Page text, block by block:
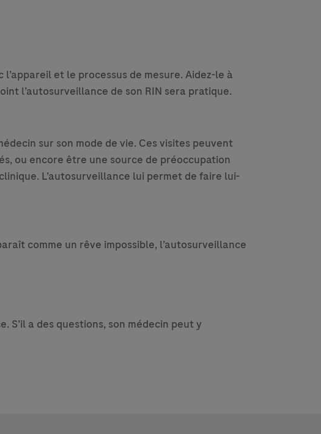
et le processus de mesure. Aidez-le à
l’autosurveillance de son RIN sera pratique.
sur son mode de vie. Ces visites peuvent
ou encore être une source de préoccupation
L’autosurveillance lui permet de faire lui-
comme un rêve impossible, l’autosurveillance
a des questions, son médecin peut y